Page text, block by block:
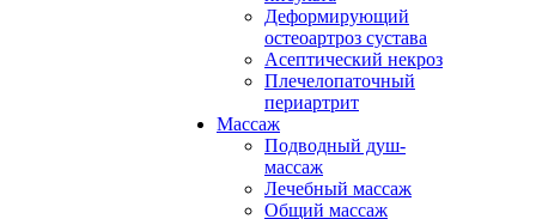
Деформирующий
остеоартроз сустава
Асептический некроз
Плечелопаточный
периартрит
Массаж
Подводный душ-
массаж
Лечебный массаж
Общий массаж